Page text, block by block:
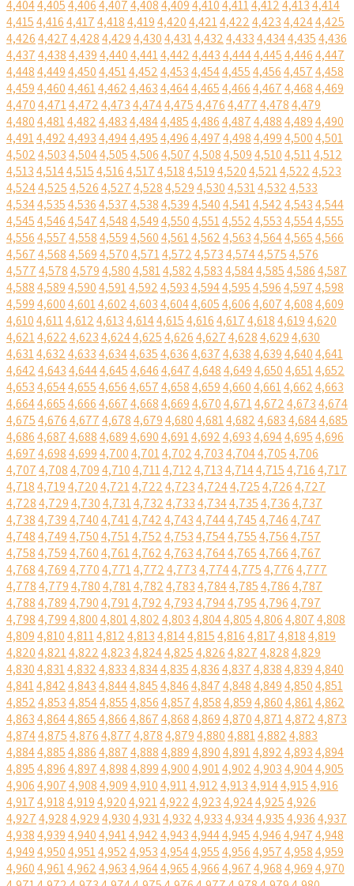
4,4044,4054,4064,4074,4084,4094,4104,4114,4124,4134,414
4,4154,4164,4174,4184,4194,4204,4214,4224,4234,4244,425
4,4264,4274,4284,4294,4304,4314,4324,4334,4344,4354,436
4,4374,4384,4394,4404,4414,4424,4434,4444,4454,4464,447
4,4484,4494,4504,4514,4524,4534,4544,4554,4564,4574,458
4,4594,4604,4614,4624,4634,4644,4654,4664,4674,4684,469
4,4704,4714,4724,4734,4744,4754,4764,4774,4784,479
4,4804,4814,4824,4834,4844,4854,4864,4874,4884,4894,490
4,4914,4924,4934,4944,4954,4964,4974,4984,4994,5004,501
4,5024,5034,5044,5054,5064,5074,5084,5094,5104,5114,512
4,5134,5144,5154,5164,5174,5184,5194,5204,5214,5224,523
4,5244,5254,5264,5274,5284,5294,5304,5314,5324,533
4,5344,5354,5364,5374,5384,5394,5404,5414,5424,5434,544
4,5454,5464,5474,5484,5494,5504,5514,5524,5534,5544,555
4,5564,5574,5584,5594,5604,5614,5624,5634,5644,5654,566
4,5674,5684,5694,5704,5714,5724,5734,5744,5754,576
4,5774,5784,5794,5804,5814,5824,5834,5844,5854,5864,587
4,5884,5894,5904,5914,5924,5934,5944,5954,5964,5974,598
4,5994,6004,6014,6024,6034,6044,6054,6064,6074,6084,609
4,6104,6114,6124,6134,6144,6154,6164,6174,6184,6194,620
4,6214,6224,6234,6244,6254,6264,6274,6284,6294,630
4,6314,6324,6334,6344,6354,6364,6374,6384,6394,6404,641
4,6424,6434,6444,6454,6464,6474,6484,6494,6504,6514,652
4,6534,6544,6554,6564,6574,6584,6594,6604,6614,6624,663
4,6644,6654,6664,6674,6684,6694,6704,6714,6724,6734,674
4,6754,6764,6774,6784,6794,6804,6814,6824,6834,6844,685
4,6864,6874,6884,6894,6904,6914,6924,6934,6944,6954,696
4,6974,6984,6994,7004,7014,7024,7034,7044,7054,706
4,7074,7084,7094,7104,7114,7124,7134,7144,7154,7164,717
4,7184,7194,7204,7214,7224,7234,7244,7254,7264,727
4,7284,7294,7304,7314,7324,7334,7344,7354,7364,737
4,7384,7394,7404,7414,7424,7434,7444,7454,7464,747
4,7484,7494,7504,7514,7524,7534,7544,7554,7564,757
4,7584,7594,7604,7614,7624,7634,7644,7654,7664,767
4,7684,7694,7704,7714,7724,7734,7744,7754,7764,777
4,7784,7794,7804,7814,7824,7834,7844,7854,7864,787
4,7884,7894,7904,7914,7924,7934,7944,7954,7964,797
4,7984,7994,8004,8014,8024,8034,8044,8054,8064,8074,808
4,8094,8104,8114,8124,8134,8144,8154,8164,8174,8184,819
4,8204,8214,8224,8234,8244,8254,8264,8274,8284,829
4,8304,8314,8324,8334,8344,8354,8364,8374,8384,8394,840
4,8414,8424,8434,8444,8454,8464,8474,8484,8494,8504,851
4,8524,8534,8544,8554,8564,8574,8584,8594,8604,8614,862
4,8634,8644,8654,8664,8674,8684,8694,8704,8714,8724,873
4,8744,8754,8764,8774,8784,8794,8804,8814,8824,883
4,8844,8854,8864,8874,8884,8894,8904,8914,8924,8934,894
4,8954,8964,8974,8984,8994,9004,9014,9024,9034,9044,905
4,9064,9074,9084,9094,9104,9114,9124,9134,9144,9154,916
4,9174,9184,9194,9204,9214,9224,9234,9244,9254,926
4,9274,9284,9294,9304,9314,9324,9334,9344,9354,9364,937
4,9384,9394,9404,9414,9424,9434,9444,9454,9464,9474,948
4,9494,9504,9514,9524,9534,9544,9554,9564,9574,9584,959
4,9604,9614,9624,9634,9644,9654,9664,9674,9684,9694,970